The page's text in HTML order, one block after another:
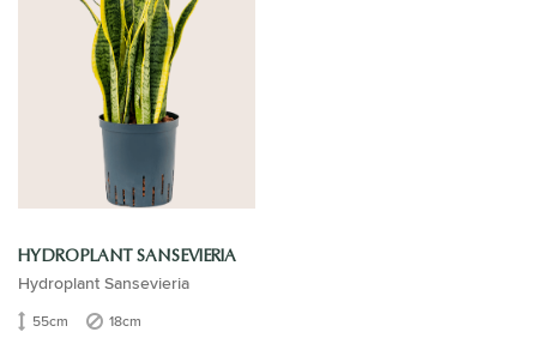
HYDROPLANT SANSEVIERIA
Hydroplant Sansevieria
55cm 18cm